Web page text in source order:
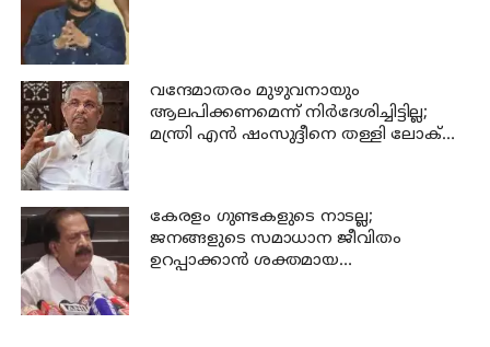
വന്ദേമാതരം മുഴുവനായും
ആലപിക്കണമെന്ന് നിര്‍ദേശിച്ചിട്ടില്ല;
മന്ത്രി എന്‍ ഷംസുദ്ദീനെ തള്ളി ലോക്
കേരളം ഗുണ്ടകളുടെ നാടല്ല;
ജനങ്ങളുടെ സമാധാന ജീവിതം
ഉറപ്പാക്കാന്‍ ശക്തമായ